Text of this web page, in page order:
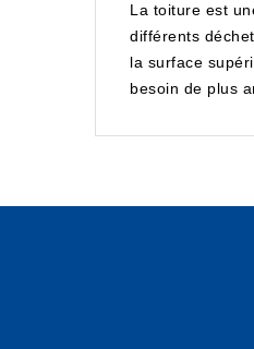
La toiture est
différents
la surface
besoin de plus